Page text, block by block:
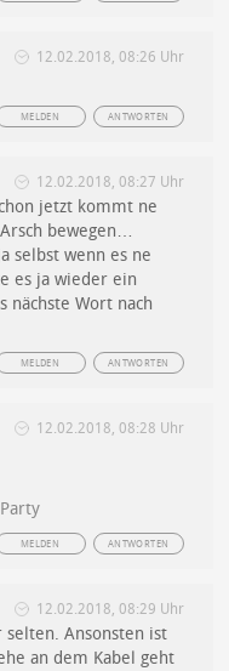
12.02.2018, 08:26 Uhr
ANTWORTEN
MELDEN
12.02.2018, 08:27 Uhr
jetzt kommt ne
bewegen…
selbst wenn es ne
es ja wieder ein
nächste Wort nach
ANTWORTEN
MELDEN
12.02.2018, 08:28 Uhr
ANTWORTEN
MELDEN
12.02.2018, 08:29 Uhr
selten. Ansonsten ist
an dem Kabel geht